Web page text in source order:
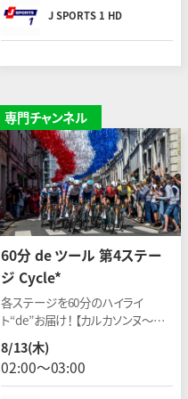
J SPORTS 1 HD
専門チャンネル
60分 de ツール 第4ステー
ジ Cycle*
各ステージを60分のハイライ
ト“de”お届け！ 【カルカソンヌ〜フォ
ア】 開催日：2026年7月7日(現地)
8/13(木)
02:00〜03:00